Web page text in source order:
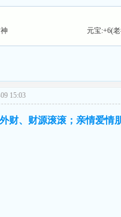
元宝:+6(
15:03
财、财源滚滚；亲情爱情